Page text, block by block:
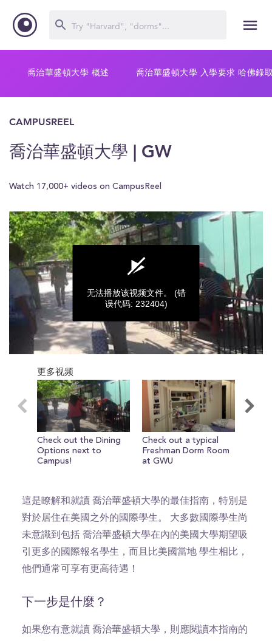
喬治華盛頓大學 概述 喬治華盛頓大學 入學要求 哈佛錄
CAMPUSREEL
喬治華盛頓大學 | GW
Watch 17,000+ videos on CampusReel
seconds
seconds
无法播放该视频文件。
(错
误代码: 232404)
更多视频
Check out the Dining
Options next to
Campus!
Check out a typical
Freshman Dorm Room
at GWU
這是瞭解和就讀 喬治華盛頓大學的最佳指南，特別是
對於居住在美國之外的國際學生。 大多數國際學生尚
未意識到包括 喬治華盛頓大學在內的美國大學期望吸
引更多的國際報名學生，而且比美國當地 學生相比，
他們通常可享有更高待遇！
下一步是什麼？
如果您有意就讀 喬治華盛頓大學，則應閱讀本指南的